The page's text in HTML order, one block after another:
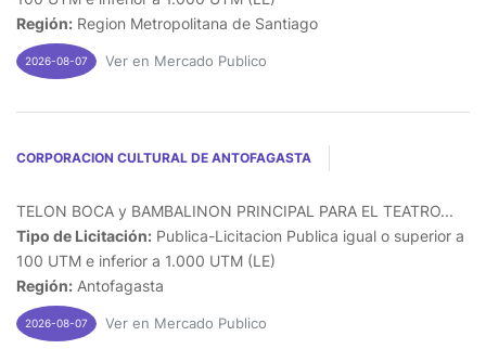
Región: Region Metropolitana de Santiago
2026-08-07 Ver en Mercado Publico
CORPORACION CULTURAL DE ANTOFAGASTA
TELON BOCA y BAMBALINON PRINCIPAL PARA EL TEATRO...
Tipo de Licitación: Publica-Licitacion Publica igual o superior a
100 UTM e inferior a 1.000 UTM (LE)
Región: Antofagasta
2026-08-07 Ver en Mercado Publico